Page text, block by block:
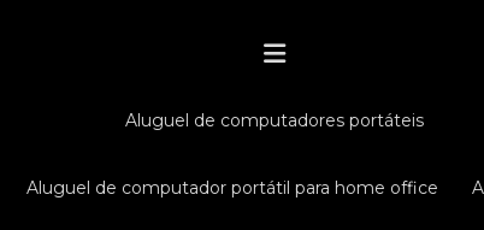
aluguel de computadores portáteis
aluguel de computador portátil para home office